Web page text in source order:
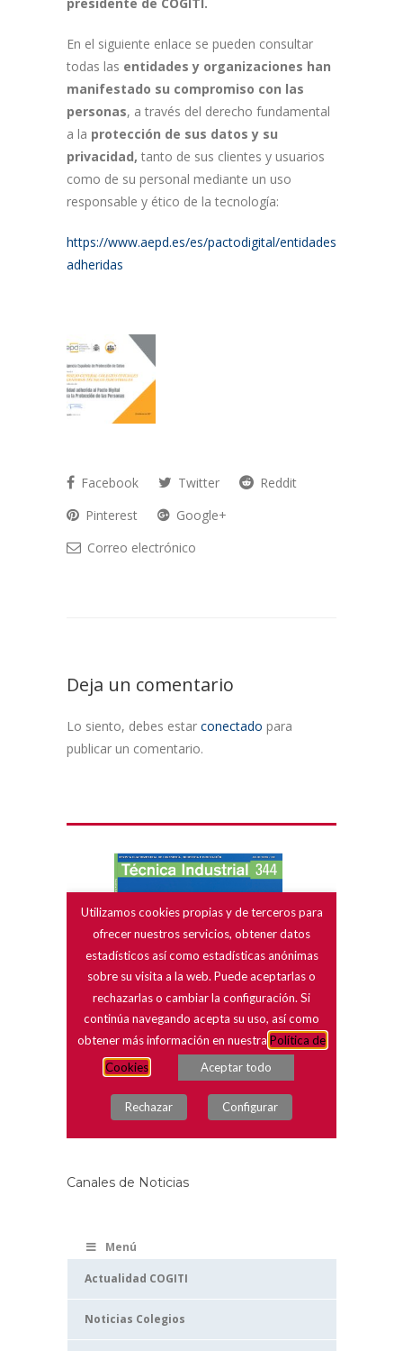
En el siguiente enlace se pueden consultar
todas las entidades y organizaciones han
manifestado su compromiso con las
personas, a través del derecho fundamental
a la protección de sus datos y su
privacidad, tanto de sus clientes y usuarios
como de su personal mediante un uso
responsable y ético de la tecnología:
https://www.aepd.es/es/pactodigital/entidades-
adheridas
Facebook Twitter
Reddit
Pinterest
Google+
Correo electrónico
Deja un comentario
Lo siento, debes estar conectado para
publicar un comentario.
Canales de Noticias
Menú
Actualidad COGITI
Noticias Colegios